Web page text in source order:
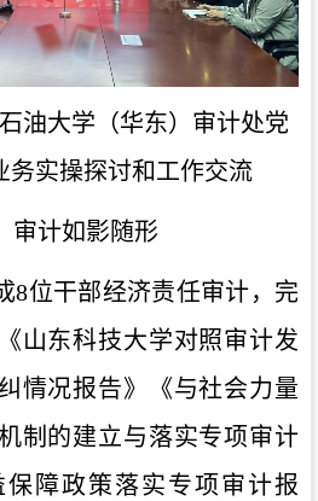
油大学（华东）审计处党
务实操探讨和工作交流
审计如影随形
8位干部经济责任审计，完
山东科技大学对照审计发
情况报告》《与社会力量
制的建立与落实专项审计
障政策落实专项审计报